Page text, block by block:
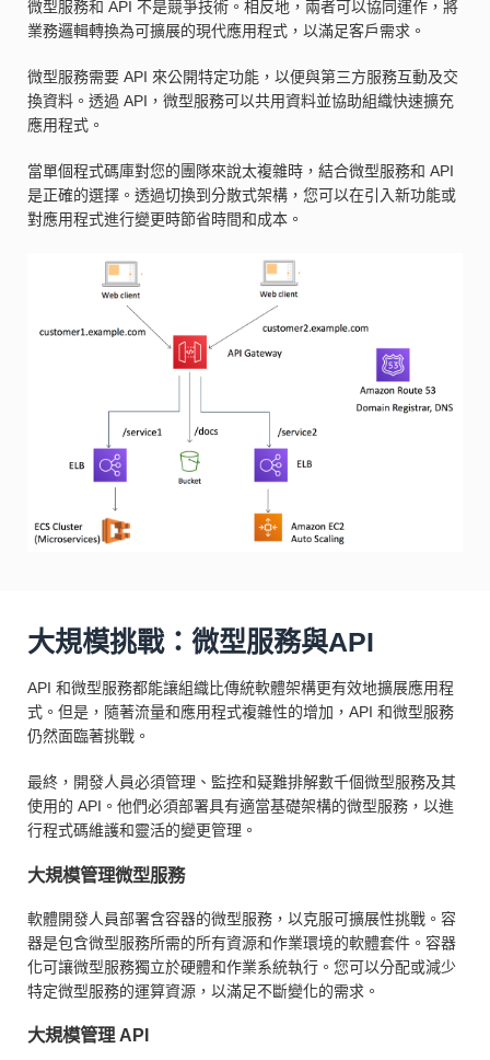
微型服務和 API 不是競爭技術。相反地，兩者可以協同運作，將
業務邏輯轉換為可擴展的現代應用程式，以滿足客戶需求。
微型服務需要 API 來公開特定功能，以便與第三方服務互動及交
換資料。透過 API，微型服務可以共用資料並協助組織快速擴充
應用程式。
當單個程式碼庫對您的團隊來說太複雜時，結合微型服務和 API
是正確的選擇。透過切換到分散式架構，您可以在引入新功能或
對應用程式進行變更時節省時間和成本。
大規模挑戰：微型服務與API
API 和微型服務都能讓組織比傳統軟體架構更有效地擴展應用程
式。但是，隨著流量和應用程式複雜性的增加，API 和微型服務
仍然面臨著挑戰。
最終，開發人員必須管理、監控和疑難排解數千個微型服務及其
使用的 API。他們必須部署具有適當基礎架構的微型服務，以進
行程式碼維護和靈活的變更管理。
大規模管理微型服務
軟體開發人員部署含容器的微型服務，以克服可擴展性挑戰。容
器是包含微型服務所需的所有資源和作業環境的軟體套件。容器
化可讓微型服務獨立於硬體和作業系統執行。您可以分配或減少
特定微型服務的運算資源，以滿足不斷變化的需求。
大規模管理 API